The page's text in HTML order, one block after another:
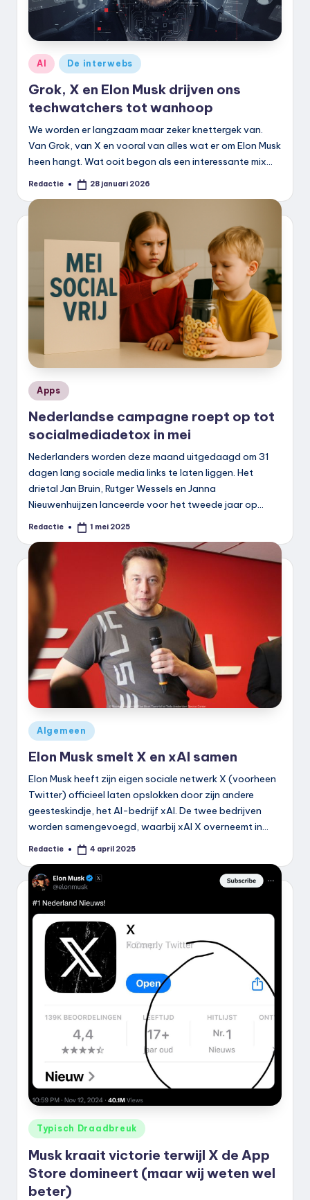
Geplaatst
in
AI De interwebs
Grok, X en Elon Musk drijven ons
techwatchers tot wanhoop
We worden er langzaam maar zeker knettergek van.
Van Grok, van X en vooral van alles wat er om Elon Musk
heen hangt. Wat ooit begon als een interessante mix…
Geplaatst
Redactie 28 januari 2026
Geplaatst
in
Apps
Nederlandse campagne roept op tot
socialmediadetox in mei
Nederlanders worden deze maand uitgedaagd om 31
dagen lang sociale media links te laten liggen. Het
drietal Jan Bruin, Rutger Wessels en Janna
Nieuwenhuijzen lanceerde voor het tweede jaar op…
Geplaatst
Redactie 1 mei 2025
Geplaatst
in
Algemeen
Elon Musk smelt X en xAI samen
Elon Musk heeft zijn eigen sociale netwerk X (voorheen
Twitter) officieel laten opslokken door zijn andere
geesteskindje, het AI-bedrijf xAI. De twee bedrijven
worden samengevoegd, waarbij xAI X overneemt in…
Geplaatst
Redactie 4 april 2025
Geplaatst
in
Typisch Draadbreuk
Musk kraait victorie terwijl X de App
Store domineert (maar wij weten wel
beter)